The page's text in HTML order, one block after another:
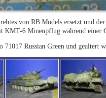
von RB Models ersetzt und
KMT-6 Minenpflug während einer
Russian Green und gealtert